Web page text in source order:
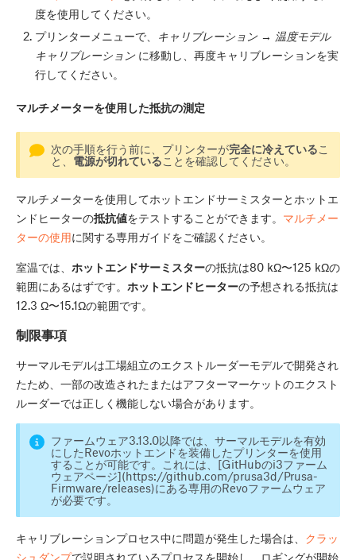
度を使用してください。
プリンターメニューで、
キャリブレーション → 温度モデル
キャリブレーション に移動し、再度キャリブレーションを実
行してください。
マルチメーターを使用した抵抗の測定
次の手順を行う前に、プリンターが完全に冷えているこ
と、 電源が切れていることを確認してください。
マルチメーターを使用してホットエンドサーミスターとホットエ
ンドヒーターの抵抗値をテストすることができます。 マルチメー
ターの使用に関する専用ガイドをご確認ください。
室温では、 ホットエンドサーミスターの抵抗は80 kΩ〜125 kΩの
範囲にあるはずです。 ホットエンドヒーターの予想される抵抗は
12.3 Ω〜15.1Ωの範囲です。
制限事項
サーマルモデルは工場組立のエクストルーダーモデルで開発され
たため、一部の改造されたまたはアフターマーケットのエクスト
ルーダーでは正しく機能しない場合があります。
ファームウェア3.13.0以降では、サーマルモデルを有効
にしたRevoホットエンドを装備したプリンターを使用
することが可能です。これには、[GitHubのi3ファーム
ウェアページ](https://github.com/prusa3d/Prusa-
Firmware/releases)にある専用のRevoファームウェア
が必要です。
キャリブレーションプロセス中に問題が発生した場合は、 クラッ
シュダンプで説明されているプロセスを開始し、ロギングが開始